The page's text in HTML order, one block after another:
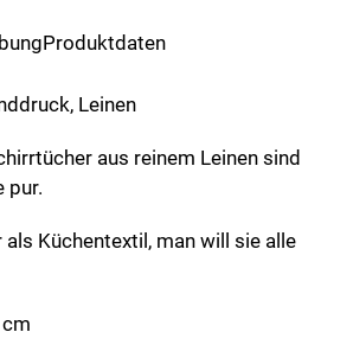
Produktdaten
Leinen
aus reinem Leinen sind
pur.
als Küchentextil, man will sie alle